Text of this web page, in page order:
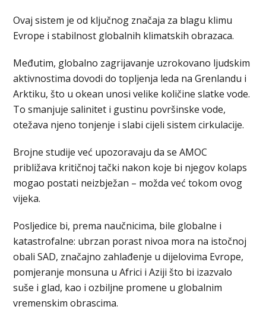
Ovaj sistem je od ključnog značaja za blagu klimu
Evrope i stabilnost globalnih klimatskih obrazaca.
Međutim, globalno zagrijavanje uzrokovano ljudskim
aktivnostima dovodi do topljenja leda na Grenlandu i
Arktiku, što u okean unosi velike količine slatke vode.
To smanjuje salinitet i gustinu površinske vode,
otežava njeno tonjenje i slabi cijeli sistem cirkulacije.
Brojne studije već upozoravaju da se AMOC
približava kritičnoj tački nakon koje bi njegov kolaps
mogao postati neizbježan – možda već tokom ovog
vijeka.
Posljedice bi, prema naučnicima, bile globalne i
katastrofalne: ubrzan porast nivoa mora na istočnoj
obali SAD, značajno zahlađenje u dijelovima Evrope,
pomjeranje monsuna u Africi i Aziji što bi izazvalo
suše i glad, kao i ozbiljne promene u globalnim
vremenskim obrascima.